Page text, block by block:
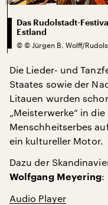
Das Rudolstadt-
Estland
© © Jürgen B. Wolff/
Die Lieder- und
Staates sowie der
Litauen wurden
„Meisterwerke“ in
Menschheitserbes
ein kultureller Motor.
Dazu der
Wolfgang Meyering:
Audio Player